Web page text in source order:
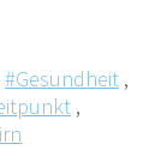
#Gesundheit ,
,